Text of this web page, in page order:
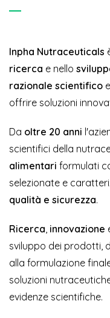
Inpha Nutraceuticals
ricerca e nello
razionale scientifico e
offrire soluzioni
Da oltre 20 anni
scientifici della
alimentari formulati
selezionate e
qualità e sicurezza.
Ricerca, innovazione
sviluppo dei prodotti,
alla formulazione
soluzioni
evidenze scientifiche.